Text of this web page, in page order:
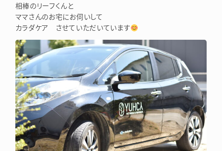
相棒のリーフくんと
ママさんのお宅にお伺いして
カラダケア させていただいています